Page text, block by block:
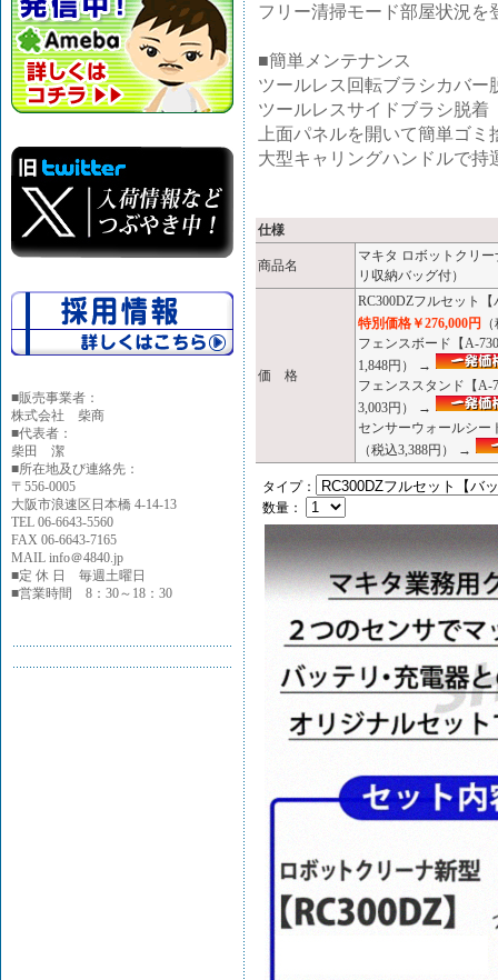
■販売事業者：
株式会社 柴商
■代表者：
柴田 潔
■所在地及び連絡先：
〒556-0005
大阪市浪速区日本橋 4-14-13
TEL 06-6643-5560
FAX 06-6643-7165
MAIL info＠4840.jp
■定 休 日 毎週土曜日
■営業時間 8：30～18：30
フリー清掃モード部屋状況
■簡単メンテナンス
ツールレス回転ブラシカバー
ツールレスサイドブラシ脱着
上面パネルを開いて簡単ゴミ
大型キャリングハンドルで持
仕様
商品名
マキタ ロボットクリ
リ収納バッグ付）
価 格
RC300DZフルセット
特別価格￥276,000円
フェンスボード【A-
1,848円） →
フェンススタンド【
3,003円） →
センサーウォールシ
（税込3,388円） →
タイプ：
数量：